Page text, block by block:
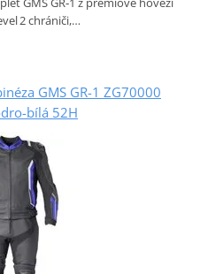
2 chrániči,…
GMS GR-1 ZG70000
bílá 52H